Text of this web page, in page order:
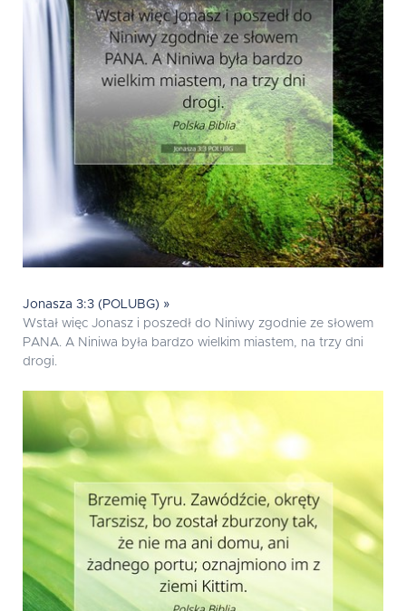
Jonasza 3:3 (POLUBG) »
Wstał więc Jonasz i poszedł do Niniwy zgodnie ze słowem
PANA. A Niniwa była bardzo wielkim miastem, na trzy dni
drogi.